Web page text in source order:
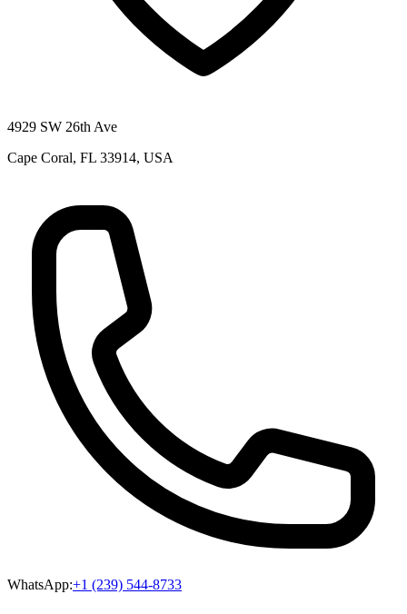
4929 SW 26th Ave
Cape Coral, FL 33914, USA
WhatsApp:+1 (239) 544-8733